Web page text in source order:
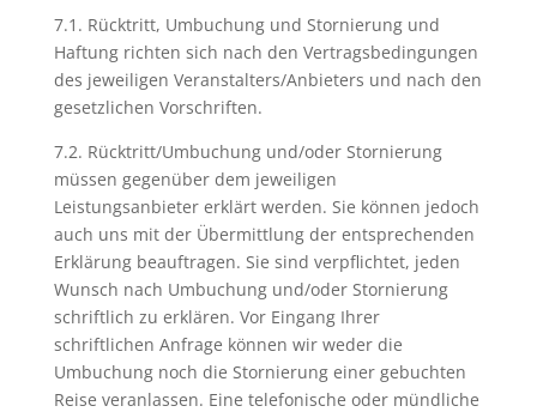
7.1. Rücktritt, Umbuchung und Stornierung und
Haftung richten sich nach den Vertragsbedingungen
des jeweiligen Veranstalters/Anbieters und nach den
gesetzlichen Vorschriften.
7.2. Rücktritt/Umbuchung und/oder Stornierung
müssen gegenüber dem jeweiligen
Leistungsanbieter erklärt werden. Sie können jedoch
auch uns mit der Übermittlung der entsprechenden
Erklärung beauftragen. Sie sind verpflichtet, jeden
Wunsch nach Umbuchung und/oder Stornierung
schriftlich zu erklären. Vor Eingang Ihrer
schriftlichen Anfrage können wir weder die
Umbuchung noch die Stornierung einer gebuchten
Reise veranlassen. Eine telefonische oder mündliche